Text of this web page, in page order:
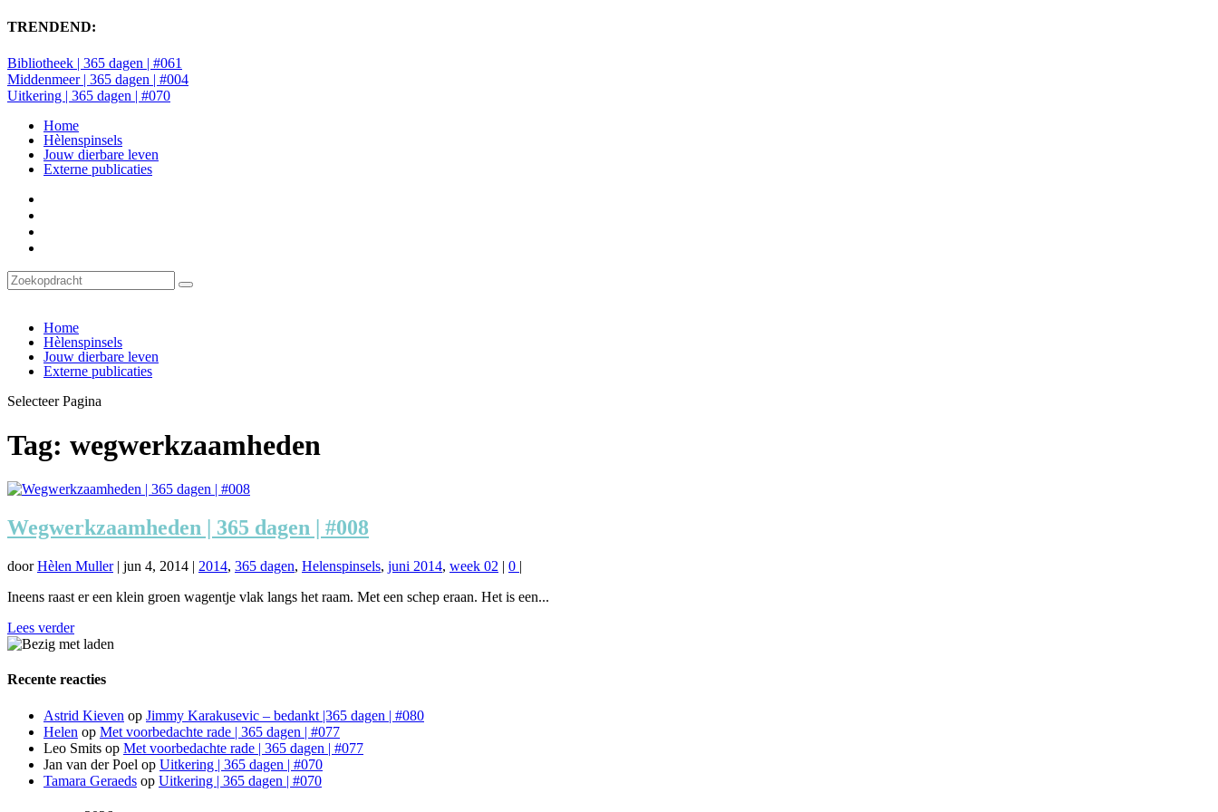
TRENDEND:
Bibliotheek | 365 dagen | #061
Middenmeer | 365 dagen | #004
Uitkering | 365 dagen | #070
Home
Hèlenspinsels
Jouw dierbare leven
Externe publicaties
Home
Hèlenspinsels
Jouw dierbare leven
Externe publicaties
Selecteer Pagina
Tag: wegwerkzaamheden
Wegwerkzaamheden | 365 dagen | #008
doorHèlen Muller| jun 4, 2014 | 2014, 365 dagen, Helenspinsels, juni 2014, week 02 | 0 |
Ineens raast er een klein groen wagentje vlak langs het raam. Met een schep eraan. Het is een...
Lees verder
Recente reacties
Astrid Kieven op Jimmy Karakusevic – bedankt |365 dagen | #080
Helen op Met voorbedachte rade | 365 dagen | #077
Leo Smits op Met voorbedachte rade | 365 dagen | #077
Jan van der Poel op Uitkering | 365 dagen | #070
Tamara Geraeds op Uitkering | 365 dagen | #070